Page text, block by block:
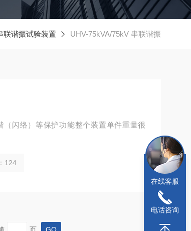
联谐振试验装置 UHV-75kVA/75kV 串联谐振
闪络）等保护功能整个装置单件重量很
124
在线客服
电话咨询